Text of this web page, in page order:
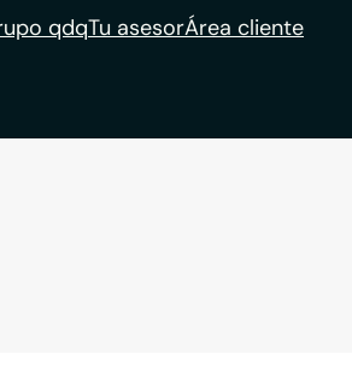
qdqTu asesorÁrea cliente